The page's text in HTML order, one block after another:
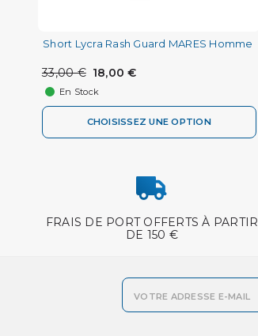
Short Lycra Rash Guard MARES Homme
33,00 € 18,00 €
En Stock
CHOISISSEZ UNE OPTION
FRAIS DE PORT OFFERTS À PARTIR
DE 150 €